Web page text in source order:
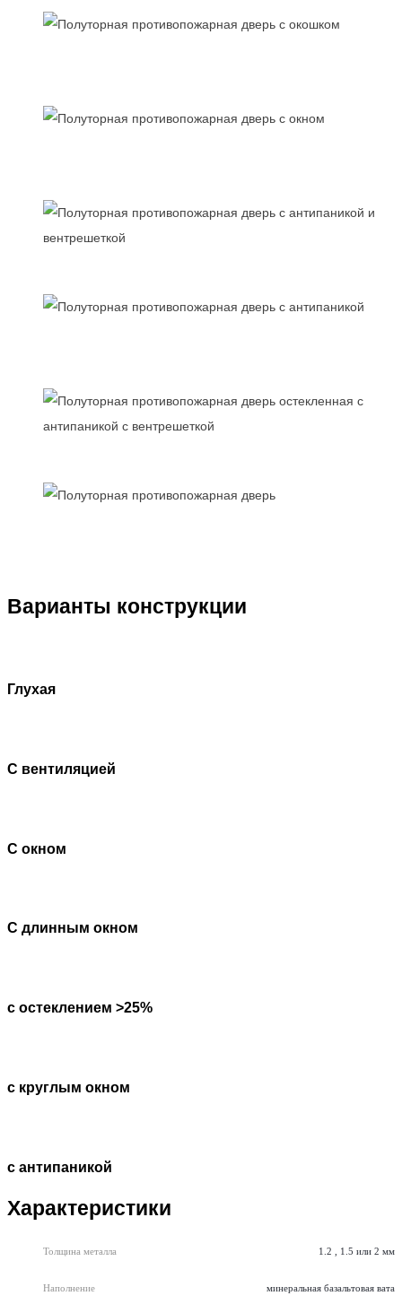
Варианты конструкции
Глухая
С вентиляцией
С окном
С длинным окном
с остеклением >25%
с круглым окном
с антипаникой
Характеристики
1.2 , 1.5 или 2 мм
Толщина металла
минеральная базальтовая вата
Наполнение